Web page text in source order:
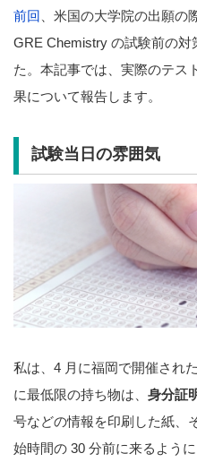
前回 、米国の大学院の出願
GRE Chemistry の試験前の
た。本記事では、実際のテス
果について報告します。
試験当日の雰囲気
私は、4 月に福岡で開催され
に最低限の持ち物は、 身分証
号などの情報を印刷した紙、
始時間の 30 分前に来るよう